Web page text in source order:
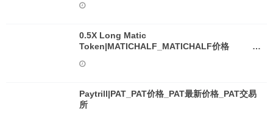
0.5X Long Matic
Token|MATICHALF_MATICHALF价格
Paytrill|PAT_PAT价格_PAT最新价格_PAT交易
所